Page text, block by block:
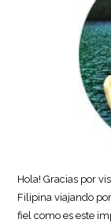
Hola! Gracias por
Filipina viajando
fiel como es este